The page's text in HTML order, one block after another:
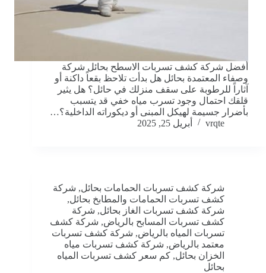
أفضل شركة كشف تسربات الاسطح بحائل شركة
وصفاء المعتمدة بحائل هل بدأت تلاحظ بقعاً داكنة أو
آثاراً للرطوبة على سقف منزلك في حائل؟ هل يثير
قلقك احتمال وجود تسرب مياه خفي قد يتسبب
بأضرار جسيمة لهيكل المبنى أو ديكوراته الداخلية؟…
vrqte
أبريل 25, 2025
شركة كشف تسربات الحمامات بحائل, شركة
كشف تسربات الحمامات والمطابخ بحائل,
شركة كشف تسربات الغاز بحائل, شركة
كشف تسربات المسابح بالرياض, شركة كشف
تسربات المياه بالرياض, شركة كشف تسربات
معتمد بالرياض, شركة كشف تسربات مياه
الخزان بحائل, كم سعر كشف تسربات المياه
بحائل